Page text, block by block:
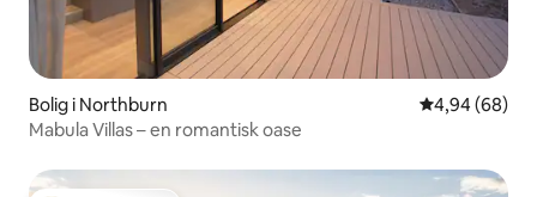
Bolig i Northburn 4,94 ud af 5 i
4,94 (68)
Mabula Villas – en romantisk oase